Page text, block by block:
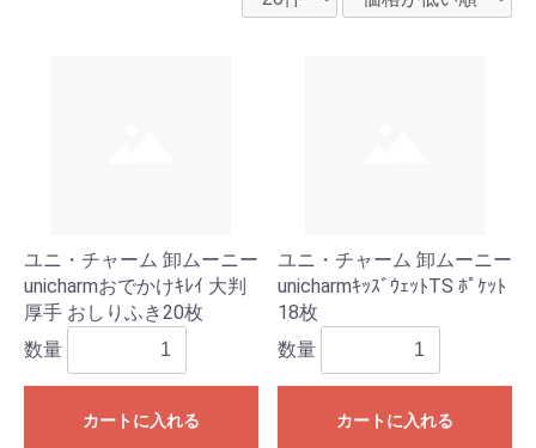
ユニ・チャーム 卸ムーニー
unicharmおでかけｷﾚｲ 大判
厚手 おしりふき20枚
数量
カートに入れる
ユニ・チャーム 卸ムーニー
unicharmｷｯｽﾞｳｪｯﾄTS ﾎﾟｹｯﾄ
18枚
数量
カートに入れる